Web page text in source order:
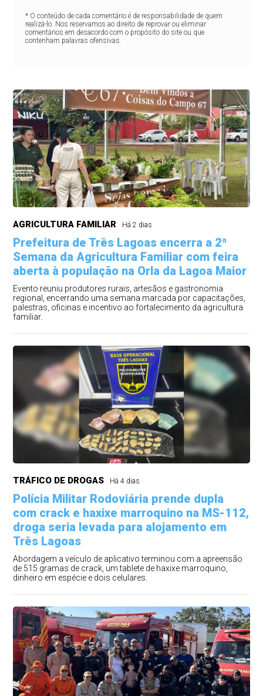
* O conteúdo de cada comentário é de responsabilidade de quem
realizá-lo. Nos reservamos ao direito de reprovar ou eliminar
comentários em desacordo com o propósito do site ou que
contenham palavras ofensivas.
AGRICULTURA FAMILIAR Há 2 dias
Prefeitura de Três Lagoas encerra a 2ª
Semana da Agricultura Familiar com feira
aberta à população na Orla da Lagoa Maior
Evento reuniu produtores rurais, artesãos e gastronomia
regional, encerrando uma semana marcada por capacitações,
palestras, oficinas e incentivo ao fortalecimento da agricultura
familiar.
TRÁFICO DE DROGAS Há 4 dias
Polícia Militar Rodoviária prende dupla
com crack e haxixe marroquino na MS-112,
droga seria levada para alojamento em
Três Lagoas
Abordagem a veículo de aplicativo terminou com a apreensão
de 515 gramas de crack, um tablete de haxixe marroquino,
dinheiro em espécie e dois celulares.